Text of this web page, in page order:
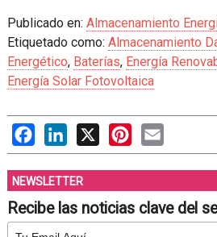
Publicado en: Almacenamiento
Etiquetado como: Almacenamiento
Energético, Baterías, Energía
Energía Solar Fotovoltaica
FacebookLinkedIn Pinterest
NEWSLETTER
Recibe las noticias clave del